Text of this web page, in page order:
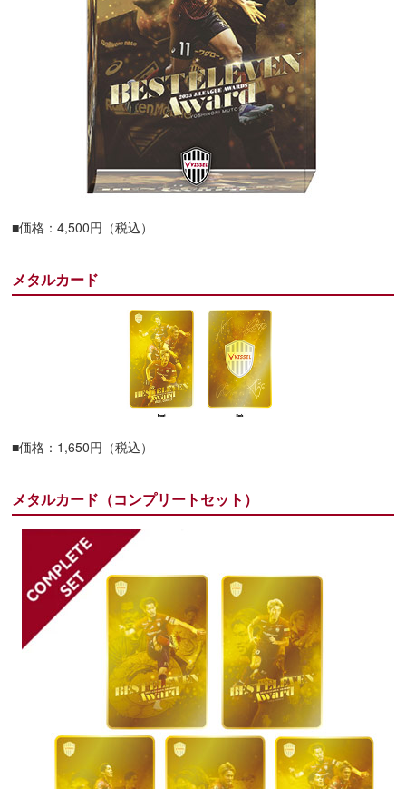
■価格：4,500円（税込）
メタルカード
■価格：1,650円（税込）
メタルカード（コンプリートセット）